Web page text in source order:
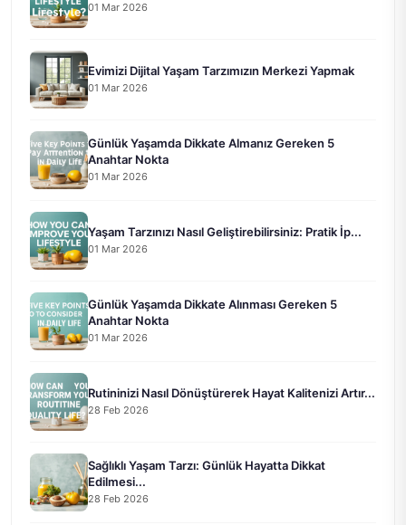
01 Mar 2026
Evimizi Dijital Yaşam Tarzımızın Merkezi Yapmak
01 Mar 2026
Günlük Yaşamda Dikkate Almanız Gereken 5
Anahtar Nokta
01 Mar 2026
Yaşam Tarzınızı Nasıl Geliştirebilirsiniz: Pratik İp...
01 Mar 2026
Günlük Yaşamda Dikkate Alınması Gereken 5
Anahtar Nokta
01 Mar 2026
Rutininizi Nasıl Dönüştürerek Hayat Kalitenizi Artır...
28 Feb 2026
Sağlıklı Yaşam Tarzı: Günlük Hayatta Dikkat
Edilmesi...
28 Feb 2026